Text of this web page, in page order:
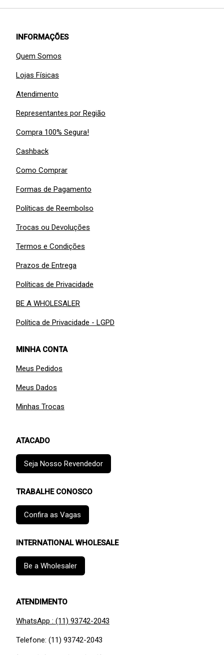
INFORMAÇÕES
Quem Somos
Lojas Físicas
Atendimento
Representantes por Região
Compra 100% Segura!
Cashback
Como Comprar
Formas de Pagamento
Políticas de Reembolso
Trocas ou Devoluções
Termos e Condições
Prazos de Entrega
Políticas de Privacidade
BE A WHOLESALER
Política de Privacidade - LGPD
MINHA CONTA
Meus Pedidos
Meus Dados
Minhas Trocas
ATACADO
Seja Nosso Revendedor
TRABALHE CONOSCO
Confira as Vagas
INTERNATIONAL WHOLESALE
Be a Wholesaler
ATENDIMENTO
WhatsApp : (11) 93742-2043
Telefone: (11) 93742-2043